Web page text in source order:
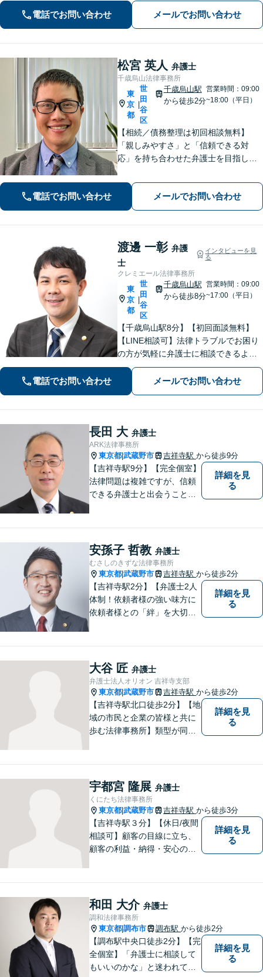
させていただきます。
電話でお問い合わせ メールでお問い合わせ
松宮 英人 弁護士
千歳烏山法律事務所
東
京
都
世
田
谷
区
千歳烏山駅
から徒歩2分
営業時間：09:00
~18:00（平日）
【相続／債務整理は初回相談無料】
「親しみやすさ」と「信頼できる対
応」を持ち合わせた弁護士を目指して
け、お気持ちを尊重することを心掛け
ております【借金問題】迅速な対応で
人生の再出発をサポートします【千歳
烏山駅2分】
電話でお問い合わせ メールでお問い合わせ
渡邊 一彰 弁護
士
インタビューを見
る
クレミエール法律事務所
東
京
都
世
田
谷
区
千歳烏山駅
から徒歩8分
営業時間：09:00
~17:00（平日）
【千歳烏山駅8分】【初回面談無料】
【LINE相談可】法律トラブルでお困り
の方が気軽に弁護士に相談できるよう
な体制を整えています。お話ししやす
い雰囲気づくりと、丁寧な説明、スピ
ード対応を心がけています。ぜひご相
電話でお問い合わせ メールでお問い合わせ
長田 大 弁護士
ARK法律事務所
東京都 武蔵野市 吉祥寺駅 から徒歩9分
【吉祥寺駅9分】【完全個室】
法律問題は複雑ですが、信頼
できる弁護士と出会うことで
さい。一緒に最善の解決策を
見つけましょう。【迅速な対
応】
詳細を見
る
安孫子 哲教 弁護士
むさしのきずな法律事務所
東京都 武蔵野市 吉祥寺駅 から徒歩2分
【吉祥寺駅2分】【弁護士2人
体制！依頼者様の強い味方に
依頼者様との「絆」を大切
回収、企業法務、刑事事件、
インターネットなど
詳細を見
る
大谷 匠 弁護士
弁護士法人オリオン 吉祥寺支部
東京都 武蔵野市 吉祥寺駅 から徒歩2分
【吉祥寺駅北口徒歩2分】【地
域の市民と企業の皆様と共に
歩む法律事務所】類型が同じ
を図ります。お困りごとがあ
ればお気軽にご相談くださ
い！
詳細を見
る
宇都宮 隆展 弁護士
くにたち法律事務所
東京都 武蔵野市 吉祥寺駅 から徒歩3分
【吉祥寺駅３分】【休日/夜間
相談可】顧客の目線に立ち、
顧客の利益・納得・安心のた
詳細を見
る
和田 大介 弁護士
調和法律事務所
東京都 調布市 調布駅 から徒歩2分
【調布駅中央口徒歩2分】【完
全個室】「弁護士に相談して
もいいのかな」と迷われてい
詳細を見
る